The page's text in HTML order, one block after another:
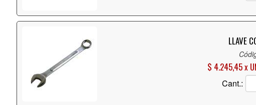
LLAVE
$ 4.245,45 x
Cant.: